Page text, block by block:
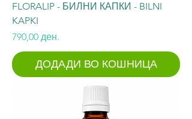
FLORALIP - БИЛНИ КАПКИ - BILNI
KAPKI
Price
790,00 ден.
ДОДАДИ ВО КОШНИЦА